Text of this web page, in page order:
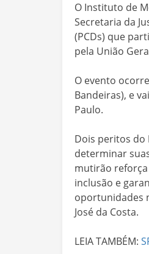
O Instituto de
Secretaria da
(PCDs) que
pela União
O evento
Bandeiras), e
Paulo.
Dois peritos do
determinar
mutirão
inclusão e
oportunidades
José da Costa.
LEIA TAMBÉM: